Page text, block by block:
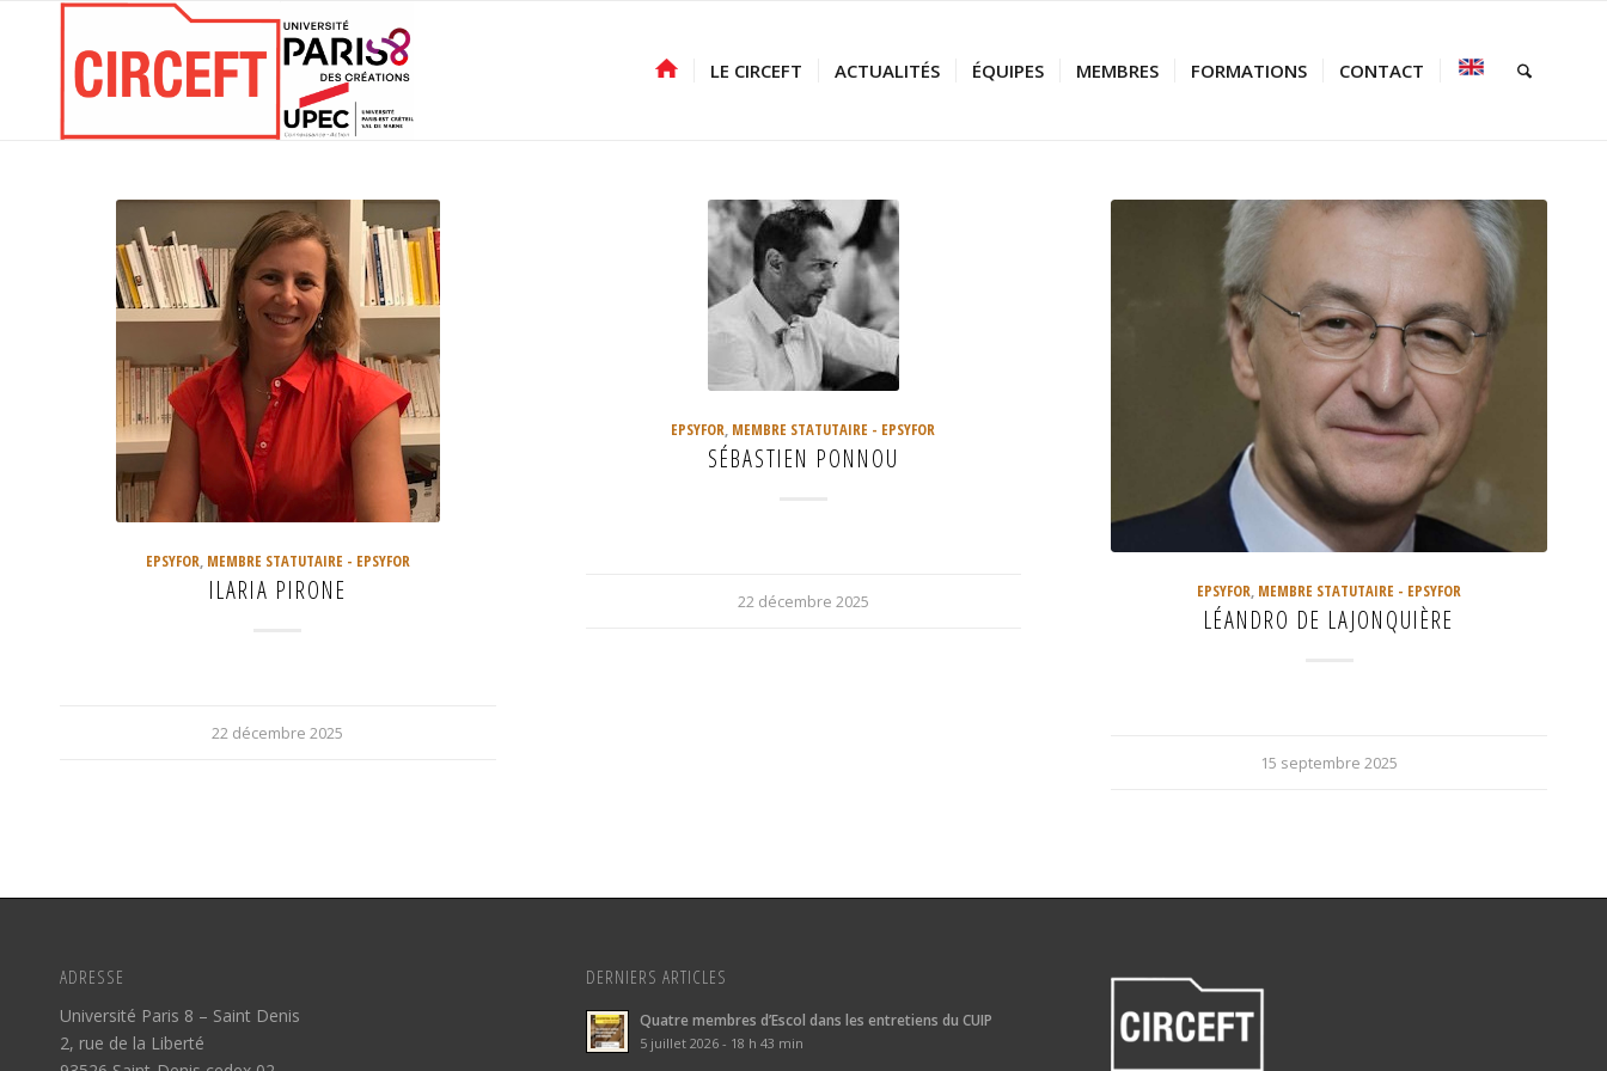
LE CIRCEFT ACTUALITÉS ÉQUIPES MEMBRES FORMATIONS CONTACT
EPSYFOR, MEMBRE STATUTAIRE - EPSYFOR
ILARIA PIRONE
22 décembre 2025
EPSYFOR, MEMBRE STATUTAIRE - EPSYFOR
SÉBASTIEN PONNOU
22 décembre 2025
EPSYFOR, MEMBRE STATUTAIRE - EPSYFOR
LÉANDRO DE LAJONQUIÈRE
15 septembre 2025
ADRESSE
Université Paris 8 – Saint Denis
2, rue de la Liberté
DERNIERS ARTICLES
Quatre membres d’Escol dans les entretiens du CUIP
5 juillet 2026 - 18 h 43 min